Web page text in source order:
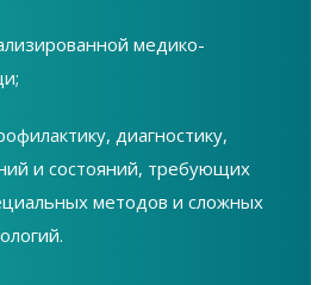
медико-
диагностику,
и состояний, требующих
методов и сложных